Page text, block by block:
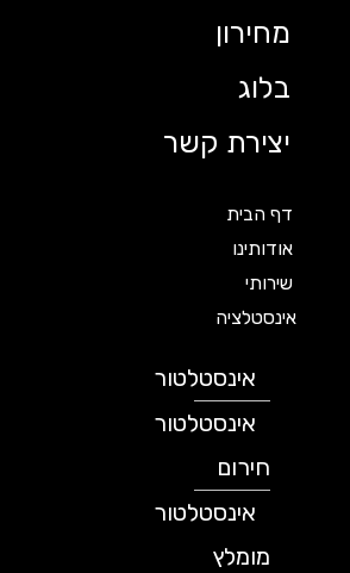
מחירון
בלוג
יצירת קשר
דף הבית
אודותינו
שירותי
אינסטלציה
אינסטלטור
אינסטלטור
חירום
אינסטלטור
מומלץ